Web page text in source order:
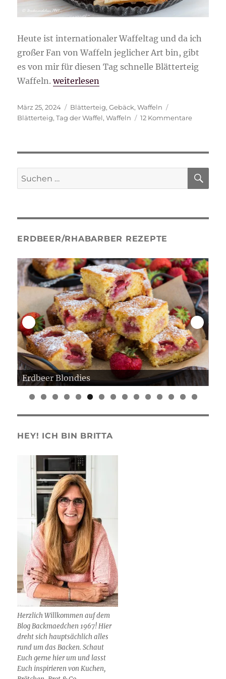
Heute ist internationaler Waffeltag und da ich
großer Fan von Waffeln jeglicher Art bin, gibt
es von mir für diesen Tag schnelle Blätterteig
Waffeln.„schnelle Blätterteig Waffeln“
weiterlesen
Veröffentlicht
am
März 25, 2024 Kategorien
Blätterteig,Gebäck,Waffeln
Blätterteig,Tag der Waffel,Waffeln 12 Kommentarezu
Suche
nach:
ERDBEER/RHABARBER REZEPTE
Erdbeer Blondies
0 1 2 3 4 5
HEY! ICH BIN BRITTA
Herzlich Willkommen auf dem
Blog Backmaedchen 1967! Hier
dreht sich hauptsächlich alles
rund um das Backen. Schaut
Euch gerne hier um und lasst
Euch inspirieren von Kuchen,